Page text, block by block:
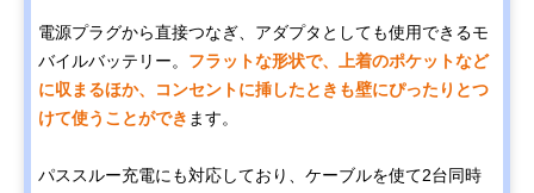
電源プラグから直接つなぎ、アダプタとしても使用できるモ
バイルバッテリー。 フラットな形状で、上着のポケットなど
に収まるほか、コンセントに挿したときも壁にぴったりとつ
けて使うことができ ます。
パススルー充電にも対応しており、ケーブルを使て2台同時